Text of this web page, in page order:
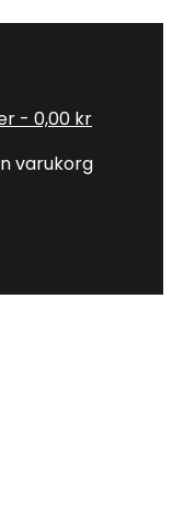
- 0,00 kr
varukorg